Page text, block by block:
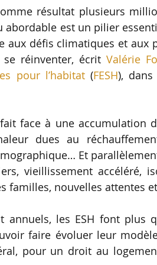
résultat plusieurs
abordable est un pilier
aux défis climatiques et aux
réinventer, écrit Valérie
pour l’habitat(FESH),
face à une accumulation
dues au
Et
vieillissement accéléré,
familles, nouvelles attentes
annuels, les ESH font plus
faire évoluer leur
pour un droit au